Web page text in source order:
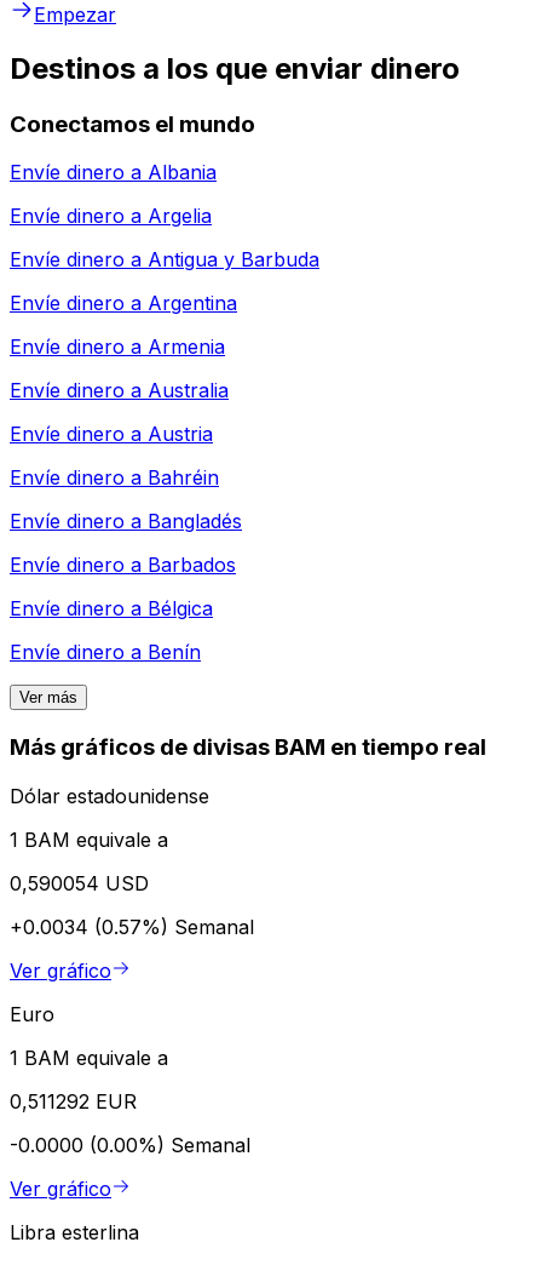
Empezar
Destinos a los que enviar dinero
Conectamos el mundo
Envíe dinero a Albania
Envíe dinero a Argelia
Envíe dinero a Antigua y Barbuda
Envíe dinero a Argentina
Envíe dinero a Armenia
Envíe dinero a Australia
Envíe dinero a Austria
Envíe dinero a Bahréin
Envíe dinero a Bangladés
Envíe dinero a Barbados
Envíe dinero a Bélgica
Envíe dinero a Benín
Ver más
Más gráficos de divisas BAM en tiempo real
Dólar estadounidense
1 BAM equivale a
0,590054 USD
+0.0034 (0.57%) Semanal
Ver gráfico
Euro
1 BAM equivale a
0,511292 EUR
-0.0000 (0.00%) Semanal
Ver gráfico
Libra esterlina